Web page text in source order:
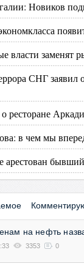
Новиков
власти заменят
СНГ заявил
ресторане
в чем мы
арестован
на нефть
3353 0